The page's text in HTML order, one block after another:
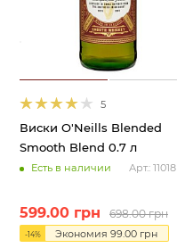
5
Виски O'Neills Blended
Smooth Blend 0.7 л
Есть в наличии Арт.: 11018
599.00 грн 698.00грн
-14% Экономия 99.00 грн